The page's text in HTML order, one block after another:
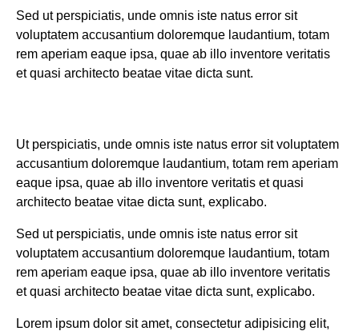
Sed ut perspiciatis, unde omnis iste natus error sit
voluptatem accusantium doloremque laudantium, totam
rem aperiam eaque ipsa, quae ab illo inventore veritatis
et quasi architecto beatae vitae dicta sunt.
Ut perspiciatis, unde omnis iste natus error sit voluptatem
accusantium doloremque laudantium, totam rem aperiam
eaque ipsa, quae ab illo inventore veritatis et quasi
architecto beatae vitae dicta sunt, explicabo.
Sed ut perspiciatis, unde omnis iste natus error sit
voluptatem accusantium doloremque laudantium, totam
rem aperiam eaque ipsa, quae ab illo inventore veritatis
et quasi architecto beatae vitae dicta sunt, explicabo.
Lorem ipsum dolor sit amet, consectetur adipisicing elit,